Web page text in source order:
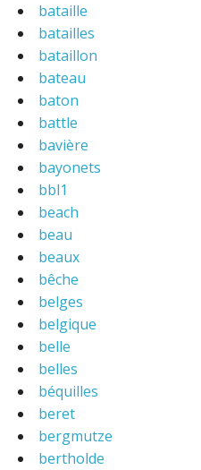
bataille
batailles
bataillon
bateau
baton
battle
bavière
bayonets
bbl1
beach
beau
beaux
bêche
belges
belgique
belle
belles
béquilles
beret
bergmutze
bertholde